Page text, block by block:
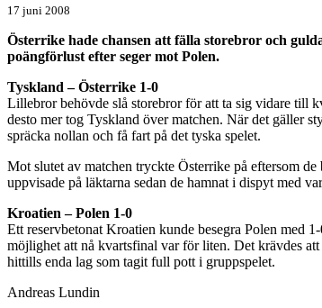
17 juni 2008
Österrike hade chansen att fälla storebror och
poängförlust efter seger mot Polen.
Tyskland – Österrike 1-0
Lillebror behövde slå storebror för att ta sig vidare till
desto mer tog Tyskland över matchen. När det gäller
spräcka nollan och få fart på det tyska spelet.
Mot slutet av matchen tryckte Österrike på eftersom
uppvisade på läktarna sedan de hamnat i dispyt med
Kroatien – Polen 1-0
Ett reservbetonat Kroatien kunde besegra Polen med
möjlighet att nå kvartsfinal var för liten. Det krävdes
hittills enda lag som tagit full pott i gruppspelet.
Andreas Lundin